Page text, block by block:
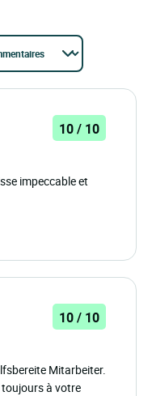
10 / 10
impeccable et
10 / 10
Mitarbeiter.
toujours à votre